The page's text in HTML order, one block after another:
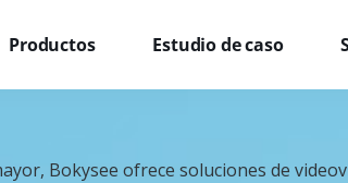
Productos Estudio de caso
Bokysee ofrece soluciones de